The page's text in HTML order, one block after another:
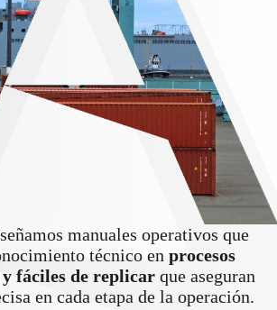
manuales operativos que
técnico en procesos
fáciles de replicar que aseguran
en cada etapa de la operación.